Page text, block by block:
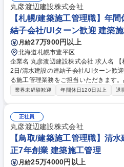
理一式(工程・原価・品質・安全管理)で
もしくは分野ごと分担して行うことも
業務はそちらへ分担しております。 募集職種 【静岡市/公共工事の施工管
理】年間休日122日/優良建設工事受賞/ベ
丸彦渡辺建設株式会社
【札幌/建築施工管理職】年
結子会社/UIターン歓迎 建築
月給27万900円以上
北海道札幌市豊平区
企業名 丸彦渡辺建設株式会社 求人名 【札幌/建築施工管理職】年間休日12
2日/清水建設の連結子会社/UIターン歓迎◎ 仕事の内容 ■建築作業所に
る施工管理業務をご担当いただきます
配置の管理など、施工計画書作成の段
た王子HDグループのプラント施工の案
常に経営は安定しています。 【資格手
月額手当が出ます。資格取得をサポー
社をあげてあなたのスキルアップを応
める業務 募集職種 【札幌/建築施工管理職】年間休日122日/清水建設の連
結子会社/UIターン歓迎◎
業界未経験歓迎 年間休日120日以上 退
正社員
丸彦渡辺建設株式会社
【鳥取/建築施工管理職】清
正7年創業 建築施工管理
月給25万4000円以上